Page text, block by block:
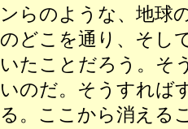
ンらのような、地球
のどこを通り、そし
いたことだろう。そ
いのだ。そうすれば
る。ここから消える